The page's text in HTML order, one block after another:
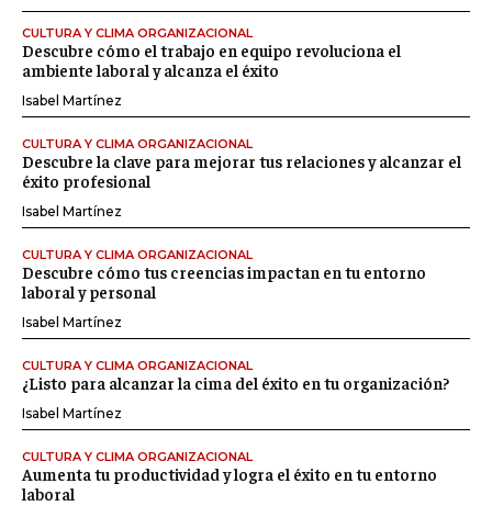
CULTURA Y CLIMA ORGANIZACIONAL
Descubre cómo el trabajo en equipo revoluciona el
ambiente laboral y alcanza el éxito
Isabel Martínez
CULTURA Y CLIMA ORGANIZACIONAL
Descubre la clave para mejorar tus relaciones y alcanzar el
éxito profesional
Isabel Martínez
CULTURA Y CLIMA ORGANIZACIONAL
Descubre cómo tus creencias impactan en tu entorno
laboral y personal
Isabel Martínez
CULTURA Y CLIMA ORGANIZACIONAL
¿Listo para alcanzar la cima del éxito en tu organización?
Isabel Martínez
CULTURA Y CLIMA ORGANIZACIONAL
Aumenta tu productividad y logra el éxito en tu entorno
laboral